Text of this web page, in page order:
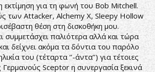
για τη φωνή του Bob Mitchell.
των Attacker, Alchemy X, Sleepy Hollow
θέση στη δισκοθήκη μου.
συμμετάσχει παλιότερα αλλά και τώρα
δείχνει ακόμα τα δόντια του παρόλο
του (τέταρτα ‘’-άντα’’) για τέτοιες
Sceptor η συνεργασία ξεκινά